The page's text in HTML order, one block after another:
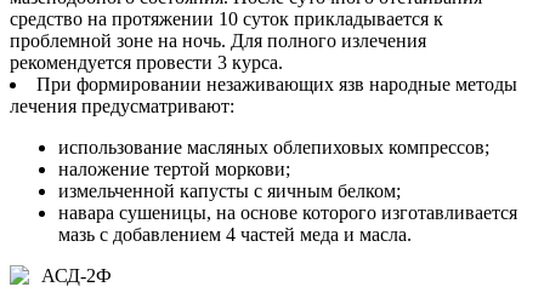
средство на протяжении 10 суток прикладывается к
проблемной зоне на ночь. Для полного излечения
рекомендуется провести 3 курса.
При формировании незаживающих язв народные методы
лечения предусматривают:
использование масляных облепиховых компрессов;
наложение тертой моркови;
измельченной капусты с яичным белком;
навара сушеницы, на основе которого изготавливается
мазь с добавлением 4 частей меда и масла.
АСД-2Ф